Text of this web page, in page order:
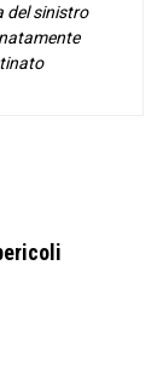
del sinistro